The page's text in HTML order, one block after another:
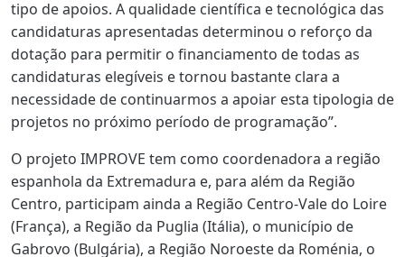
tipo de apoios. A qualidade científica e tecnológica das
candidaturas apresentadas determinou o reforço da
dotação para permitir o financiamento de todas as
candidaturas elegíveis e tornou bastante clara a
necessidade de continuarmos a apoiar esta tipologia de
projetos no próximo período de programação”.
O projeto IMPROVE tem como coordenadora a região
espanhola da Extremadura e, para além da Região
Centro, participam ainda a Região Centro-Vale do Loire
(França), a Região da Puglia (Itália), o município de
Gabrovo (Bulgária), a Região Noroeste da Roménia, o